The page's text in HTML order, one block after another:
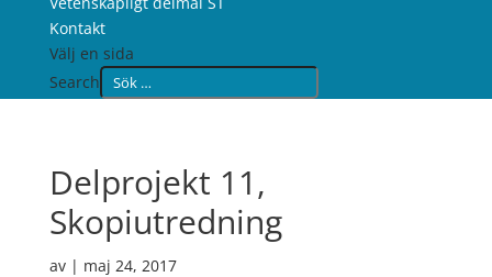
Kontakt
Välj en sida
Search
Delprojekt 11,
Skopiutredning
av | maj 24, 2017